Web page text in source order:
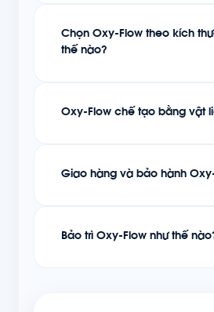
Chọn Oxy-Flow theo kích
thế nào?
Oxy-Flow chế tạo bằng vật
Giao hàng và bảo hành
Bảo trì Oxy-Flow như thế